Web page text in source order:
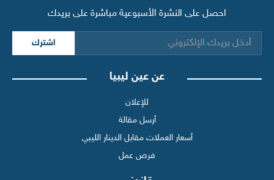
احصل على النشرة الأسبوعية مباشرة على بريدك
اشترك
عن عين ليبيا
للإعلان
أرسل مقالة
أسعار العملات مقابل الدينار الليبي
فرص عمل